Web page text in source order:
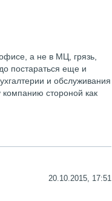
а не в МЦ, грязь,
постараться еще и
и обслуживания
стороной как
20.10.2015, 17:51